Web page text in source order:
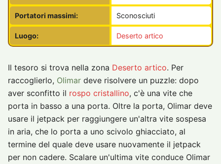
Portatori massimi: Sconosciuti
Luogo: Deserto artico
Il tesoro si trova nella zona Deserto artico. Per
raccoglierlo, Olimar deve risolvere un puzzle: dopo
aver sconfitto il rospo cristallino, c'è una vite che
porta in basso a una porta. Oltre la porta, Olimar deve
usare il jetpack per raggiungere un'altra vite sospesa
in aria, che lo porta a uno scivolo ghiacciato, al
termine del quale deve usare nuovamente il jetpack
per non cadere. Scalare un'ultima vite conduce Olimar